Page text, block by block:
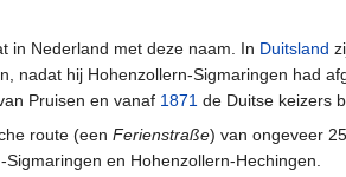
in Nederland met deze naam. In Duitsland
nadat hij Hohenzollern-Sigmaringen had
Pruisen en vanaf 1871 de Duitse keizers
route (een Ferienstraße) van ongeveer
en Hohenzollern-Hechingen.